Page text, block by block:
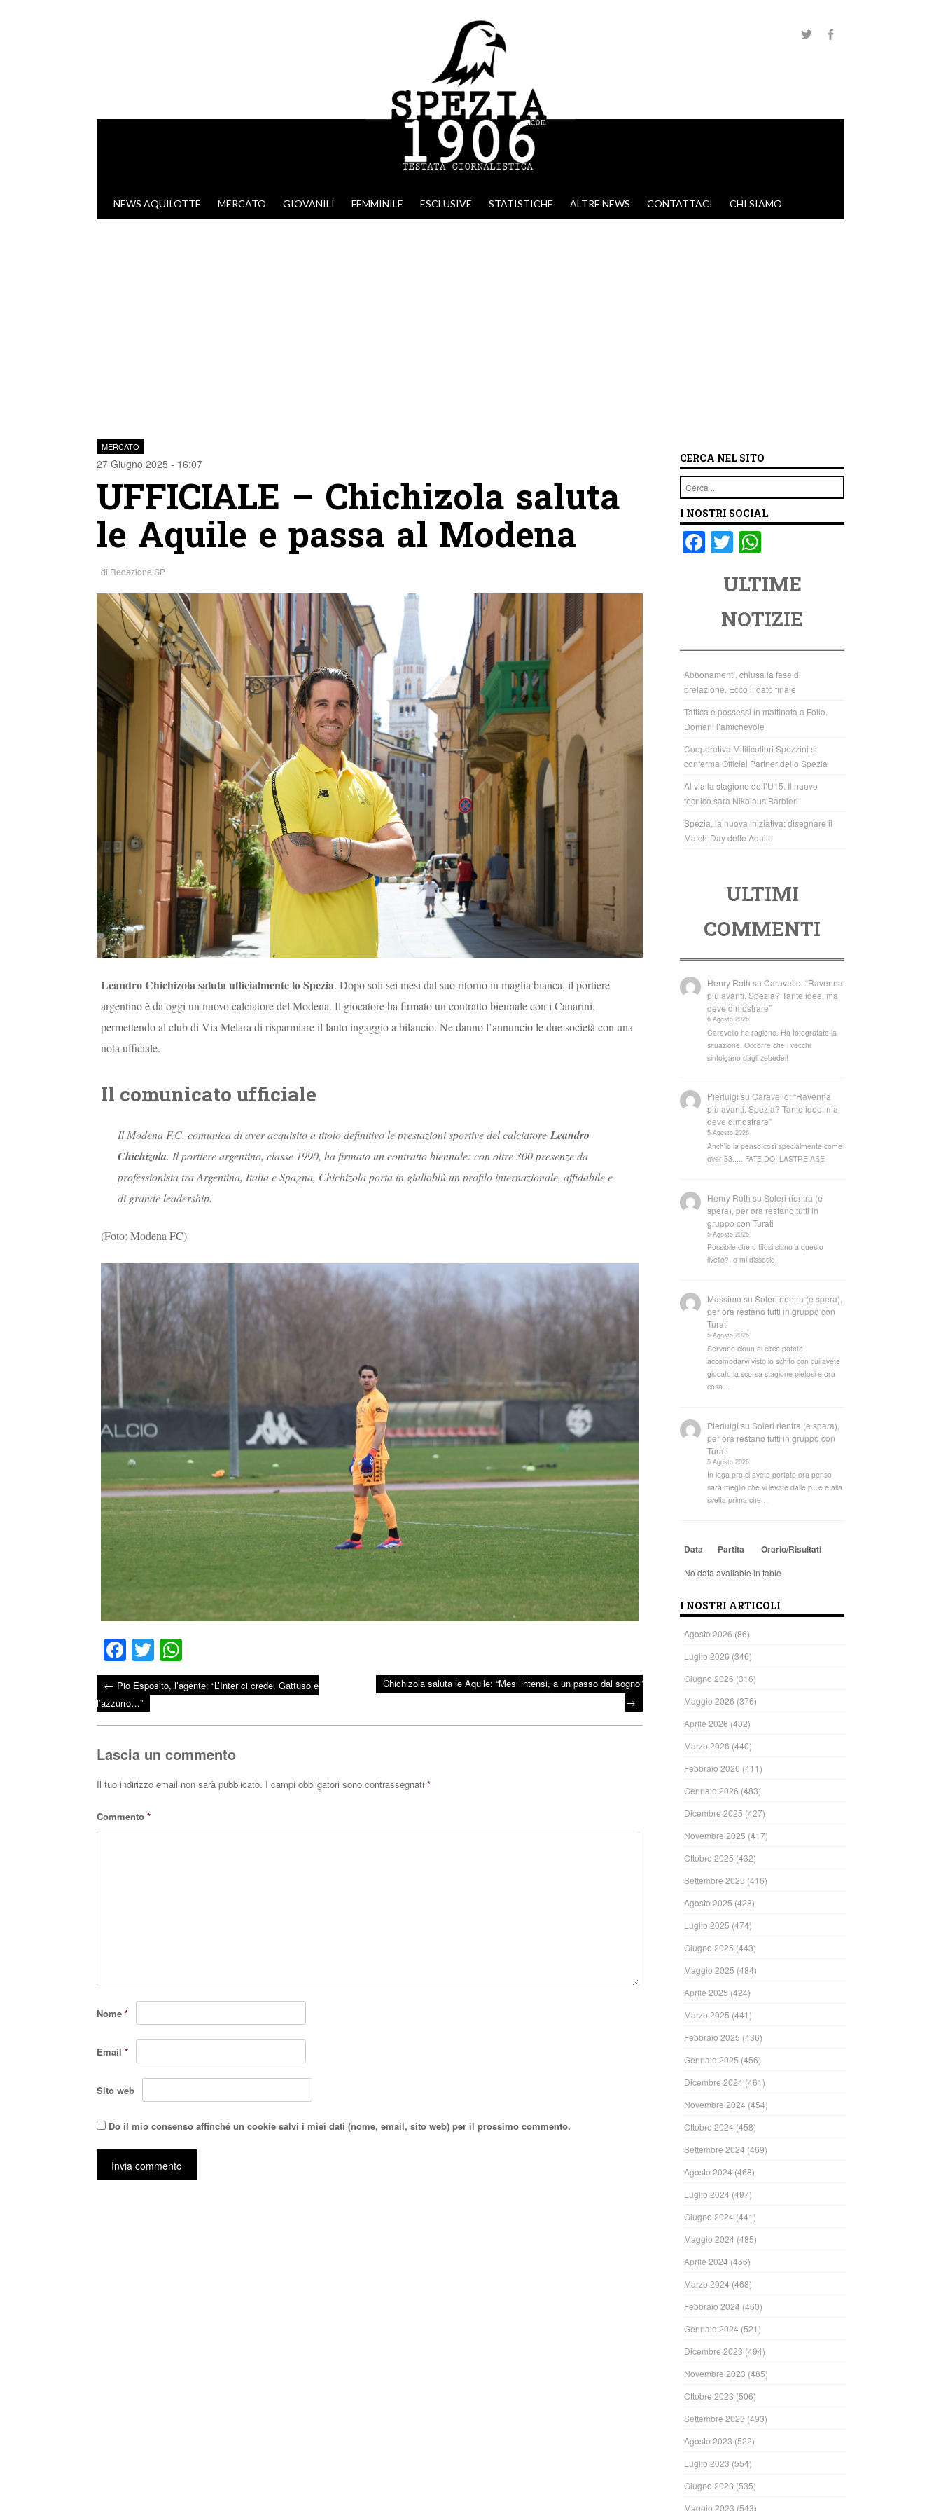
VAI AL CONTENUTO
NEWS AQUILOTTE MERCATO GIOVANILI FEMMINILE ESCLUSIVE STATISTICHE ALTRE NEWS CONTATTACI CHI SIAMO
MERCATO
27 Giugno 2025 - 16:07
UFFICIALE – Chichizola saluta
le Aquile e passa al Modena
di Redazione SP
Leandro Chichizola saluta ufficialmente lo Spezia. Dopo soli sei mesi dal suo ritorno in maglia bianca, il portiere
argentino è da oggi un nuovo calciatore del Modena. Il giocatore ha firmato un contratto biennale con i Canarini,
permettendo al club di Via Melara di risparmiare il lauto ingaggio a bilancio. Ne danno l’annuncio le due società con una
nota ufficiale.
Il comunicato ufficiale
Il Modena F.C. comunica di aver acquisito a titolo definitivo le prestazioni sportive del calciatoreLeandro
Chichizola. Il portiere argentino, classe 1990, ha firmato un contratto biennale: con oltre 300 presenze da
professionista tra Argentina, Italia e Spagna, Chichizola porta in gialloblù un profilo internazionale, affidabile e
di grande leadership.
(Foto: Modena FC)
Fa
ce
bo
ok
T
wi
tte
r
ha
ts
A
Post navigation
← Pio Esposito, l’agente: “L’Inter ci crede. Gattuso e
l’azzurro…”
Chichizola saluta le Aquile: “Mesi intensi, a un passo dal sogno”
→
Lascia un commento
Il tuo indirizzo email non sarà pubblicato. I campi obbligatori sono contrassegnati *
Commento *
Nome *
Email *
Sito web
Do il mio consenso affinché un cookie salvi i miei dati (nome, email, sito web) per il prossimo commento.
CERCA NEL SITO
Cerca
I NOSTRI SOCIAL
F
o
o
k
T
tt
er
at
s
A
p
p
ULTIME
NOTIZIE
Abbonamenti, chiusa la fase di
prelazione. Ecco il dato finale
Tattica e possessi in mattinata a Follo.
Domani l’amichevole
Cooperativa Mitilicoltori Spezzini si
conferma Official Partner dello Spezia
Al via la stagione dell’U15. Il nuovo
tecnico sarà Nikolaus Barbieri
Spezia, la nuova iniziativa: disegnare il
Match-Day delle Aquile
ULTIMI
COMMENTI
Henry Roth suCaravello: “Ravenna
più avanti. Spezia? Tante idee, ma
deve dimostrare”
6 Agosto 2026
Caravello ha ragione. Ha fotografato la
situazione. Occorre che i vecchi
sintolgano dagli zebedei!
Pierluigi suCaravello: “Ravenna
più avanti. Spezia? Tante idee, ma
deve dimostrare”
5 Agosto 2026
Anch'io la penso così specialmente come
over 33..... FATE DOI LASTRE ASE
Henry Roth suSoleri rientra (e
spera), per ora restano tutti in
gruppo con Turati
5 Agosto 2026
Possibile che u tifosi siano a questo
livello? Io mi dissocio.
Massimo suSoleri rientra (e spera),
per ora restano tutti in gruppo con
Turati
5 Agosto 2026
Servono cloun al circo potete
accomodarvi visto lo schifo con cui avete
giocato la scorsa stagione pietosi e ora
cosa…
Pierluigi suSoleri rientra (e spera),
per ora restano tutti in gruppo con
Turati
5 Agosto 2026
In lega pro ci avete portato ora penso
sarà meglio che vi levate dalle p...e e alla
svelta prima che…
Data Partita Orario/Risultati
No data available in table
I NOSTRI ARTICOLI
Agosto 2026 (86)
Luglio 2026 (346)
Giugno 2026 (316)
Maggio 2026 (376)
Aprile 2026 (402)
Marzo 2026 (440)
Febbraio 2026 (411)
Gennaio 2026 (483)
Dicembre 2025 (427)
Novembre 2025 (417)
Ottobre 2025 (432)
Settembre 2025 (416)
Agosto 2025 (428)
Luglio 2025 (474)
Giugno 2025 (443)
Maggio 2025 (484)
Aprile 2025 (424)
Marzo 2025 (441)
Febbraio 2025 (436)
Gennaio 2025 (456)
Dicembre 2024 (461)
Novembre 2024 (454)
Ottobre 2024 (458)
Settembre 2024 (469)
Agosto 2024 (468)
Luglio 2024 (497)
Giugno 2024 (441)
Maggio 2024 (485)
Aprile 2024 (456)
Marzo 2024 (468)
Febbraio 2024 (460)
Gennaio 2024 (521)
Dicembre 2023 (494)
Novembre 2023 (485)
Ottobre 2023 (506)
Settembre 2023 (493)
Agosto 2023 (522)
Luglio 2023 (554)
Giugno 2023 (535)
Maggio 2023 (543)